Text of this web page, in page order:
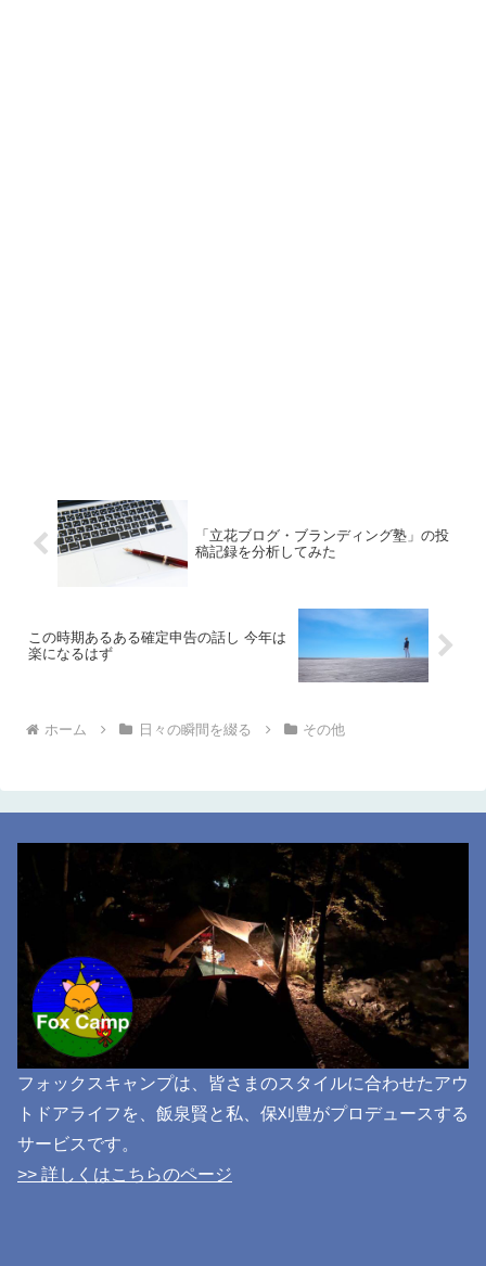
「立花ブログ・ブランディング塾」の投
稿記録を分析してみた
この時期あるある確定申告の話し 今年は
楽になるはず
ホーム 日々の瞬間を綴る その他
フォックスキャンプは、皆さまのスタイルに合わせたアウ
トドアライフを、飯泉賢と私、保刈豊がプロデュースする
サービスです。
>> 詳しくはこちらのページ